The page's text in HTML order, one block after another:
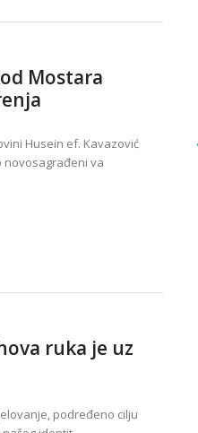
Mostara
Husein ef. Kavazović
va
ruka je uz
podređeno cilju